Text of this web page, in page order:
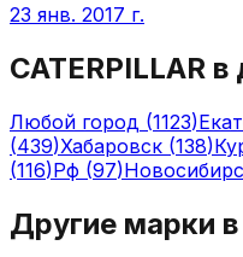
23 янв. 2017 г.
CATERPILLAR в
Любой город (1123)
(439)Хабаровск (138)
(116)Рф (97)
Другие марки в